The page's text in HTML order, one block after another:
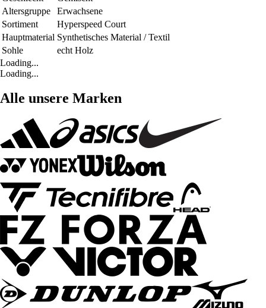
Altersgruppe
Erwachsene
Sortiment
Hyperspeed Court
Hauptmaterial Synthetisches Material / Textil
Sohle
echt Holz
Loading...
Loading...
Alle unsere Marken